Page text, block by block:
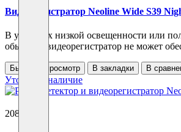
Видеорегистратор Neoline Wide S39
В условиях низкой освещенности или
обычный видеорегистратор не может
Быстрый просмотр В закладки В
Уточнить наличие
20890 ₽